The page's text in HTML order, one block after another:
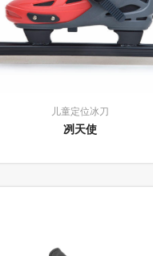
儿童定位冰刀
冽天使